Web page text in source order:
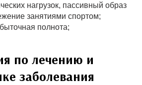
нагрузок, пассивный образ
занятиями спортом;
полнота;
по лечению и
заболевания